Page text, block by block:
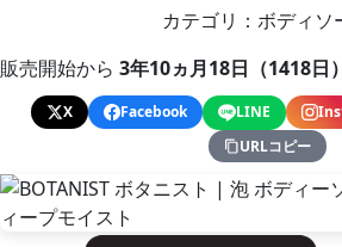
カテゴリ：ボディソ
販売開始から 3年10ヵ月18日（1418日）
X Facebook LINE
URLコピー